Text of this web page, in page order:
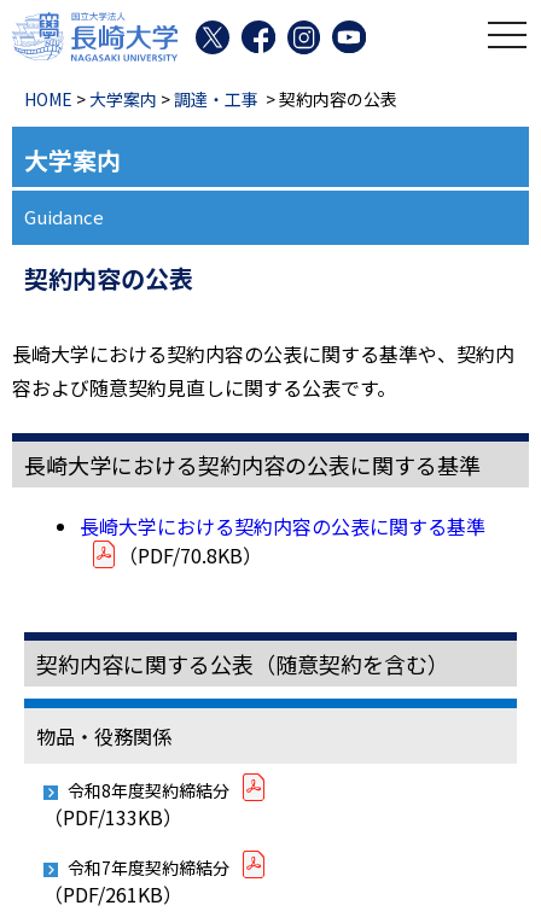
HOME >大学案内 >調達・工事 > 契約内容の公表
大学案内
Guidance
契約内容の公表
長崎大学における契約内容の公表に関する基準や、契約内
容および随意契約見直しに関する公表です。
長崎大学における契約内容の公表に関する基準
長崎大学における契約内容の公表に関する基準
（PDF/70.8KB）
契約内容に関する公表（随意契約を含む）
物品・役務関係
令和8年度契約締結分
（PDF/133KB）
令和7年度契約締結分
（PDF/261KB）